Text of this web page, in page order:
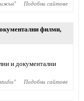
" Подобни сайтове
филми,
и документални
" Подобни сайтове